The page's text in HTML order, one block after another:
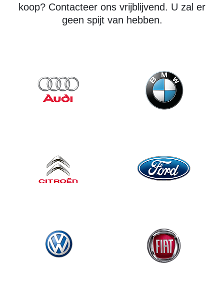
koop? Contacteer ons vrijblijvend. U zal er
geen spijt van hebben.